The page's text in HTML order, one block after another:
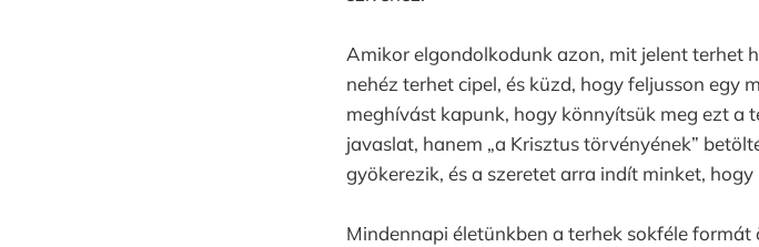
Amikor elgondolkodunk azon, mit jelent terhet
nehéz terhet cipel, és küzd, hogy feljusson egy
meghívást kapunk, hogy könnyítsük meg ezt a
javaslat, hanem „a Krisztus törvényének”
gyökerezik, és a szeretet arra indít minket,
Mindennapi életünkben a terhek sokféle